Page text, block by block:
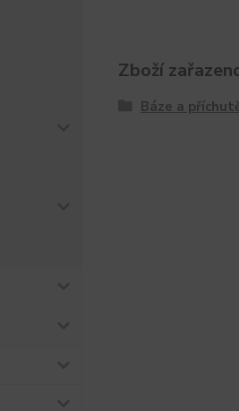
Zboží
Báze a